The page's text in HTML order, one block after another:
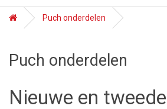
Puch onderdelen
Puch onderdelen
Nieuwe en